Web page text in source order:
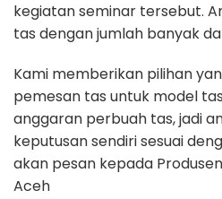
kegiatan seminar tersebut.
tas dengan jumlah banyak
Kami memberikan pilihan
pemesan tas untuk model
anggaran perbuah tas, jadi
keputusan sendiri sesuai
akan pesan kepada
Aceh